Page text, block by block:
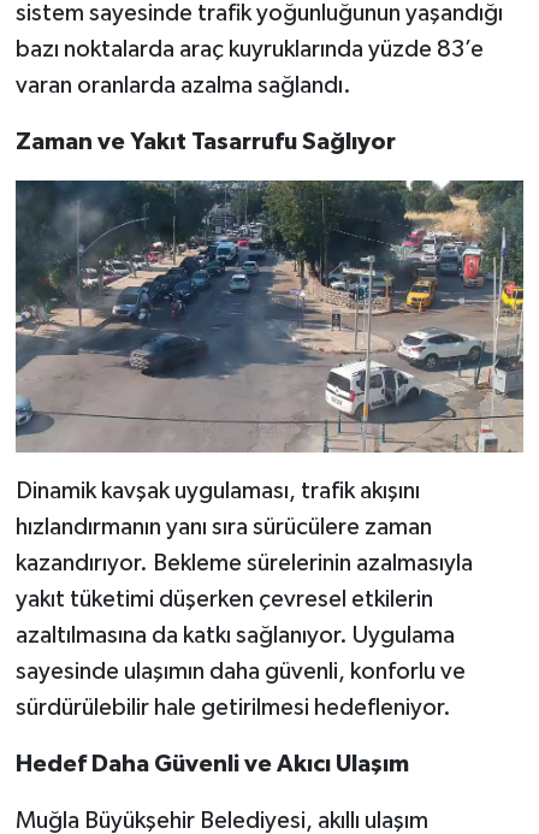
sistem sayesinde trafik yoğunluğunun yaşandığı
bazı noktalarda araç kuyruklarında yüzde 83’e
varan oranlarda azalma sağlandı.
Zaman ve Yakıt Tasarrufu Sağlıyor
Dinamik kavşak uygulaması, trafik akışını
hızlandırmanın yanı sıra sürücülere zaman
kazandırıyor. Bekleme sürelerinin azalmasıyla
yakıt tüketimi düşerken çevresel etkilerin
azaltılmasına da katkı sağlanıyor. Uygulama
sayesinde ulaşımın daha güvenli, konforlu ve
sürdürülebilir hale getirilmesi hedefleniyor.
Hedef Daha Güvenli ve Akıcı Ulaşım
Muğla Büyükşehir Belediyesi, akıllı ulaşım